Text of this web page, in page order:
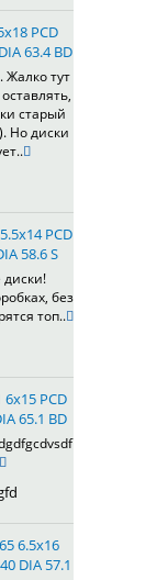
PCD
63.4 BD
Жалко тут
старый
Но диски
PCD
58.6 S
без
топ..
PCD
65.1 BD
6.5x16
DIA 57.1